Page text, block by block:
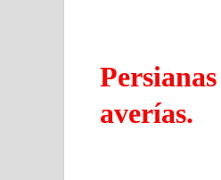
averías.